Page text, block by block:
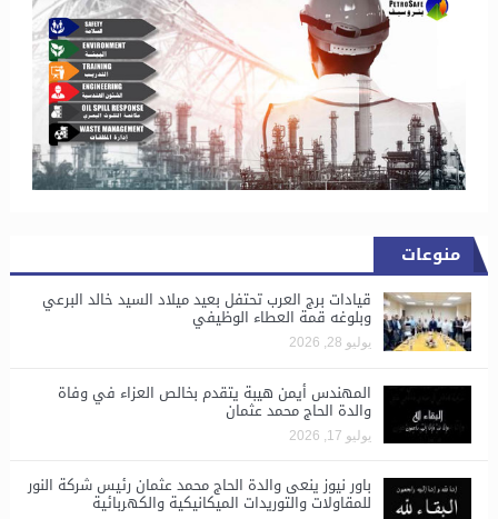
منوعات
قيادات برج العرب تحتفل بعيد ميلاد السيد خالد البرعي
وبلوغه قمة العطاء الوظيفي
يوليو 28, 2026
المهندس أيمن هيبة يتقدم بخالص العزاء في وفاة
والدة الحاج محمد عثمان
يوليو 17, 2026
باور نيوز ينعى والدة الحاج محمد عثمان رئيس شركة النور
للمقاولات والتوريدات الميكانيكية والكهربائية